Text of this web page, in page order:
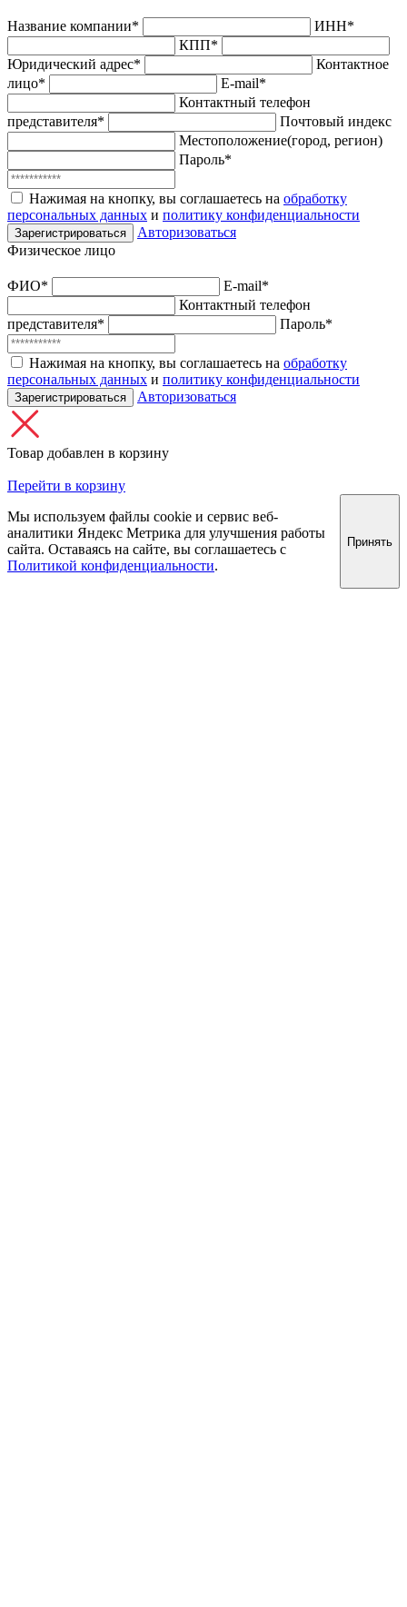
Название компании*
ИНН*
КПП*
Юридический адрес*
Контактное
лицо*
E-mail*
Контактный телефон
представителя*
Почтовый индекс
Местоположение(город, регион)
Пароль*
Нажимая на кнопку, вы соглашаетесь на обработку
персональных данных и политику конфиденциальности
Зарегистрироваться
Авторизоваться
Физическое лицо
ФИО*
E-mail*
Контактный телефон
представителя*
Пароль*
Нажимая на кнопку, вы соглашаетесь на обработку
персональных данных и политику конфиденциальности
Зарегистрироваться Авторизоваться
Товар добавлен в корзину
Перейти в корзину
Мы используем файлы cookie и сервис веб-
аналитики Яндекс Метрика для улучшения работы
сайта. Оставаясь на сайте, вы соглашаетесь с
Политикой конфиденциальности.
Принять